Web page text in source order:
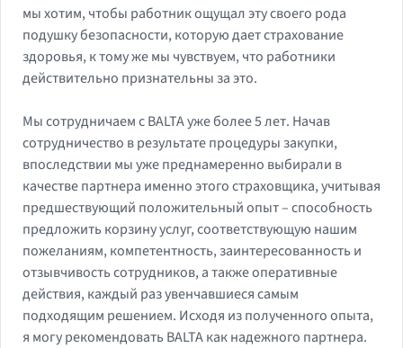
мы хотим, чтобы работник ощущал эту своего рода
подушку безопасности, которую дает страхование
здоровья, к тому же мы чувствуем, что работники
действительно признательны за это.
Мы сотрудничаем с BALTA уже более 5 лет. Начав
сотрудничество в результате процедуры закупки,
впоследствии мы уже преднамеренно выбирали в
качестве партнера именно этого страховщика, учитывая
предшествующий положительный опыт – способность
предложить корзину услуг, соответствующую нашим
пожеланиям, компетентность, заинтересованность и
отзывчивость сотрудников, а также оперативные
действия, каждый раз увенчавшиеся самым
подходящим решением. Исходя из полученного опыта,
я могу рекомендовать BALTA как надежного партнера.